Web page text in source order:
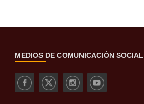
MEDIOS DE COMUNICACIÓN SOCIAL